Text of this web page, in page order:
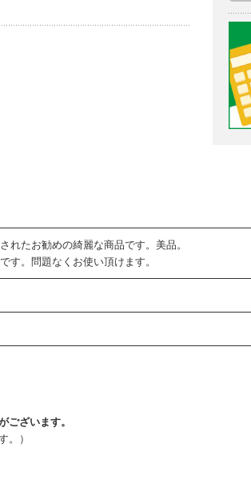
れたお勧めの綺麗な商品です。美品。
す。問題なくお使い頂けます。
ございます。
。）